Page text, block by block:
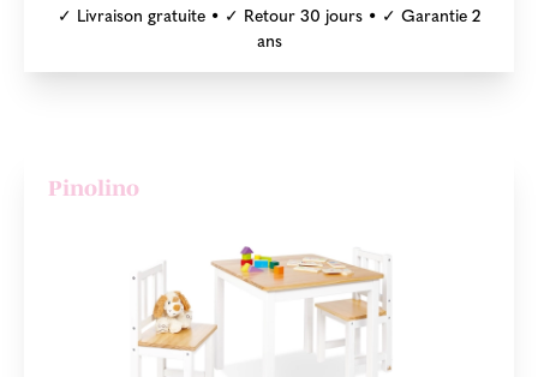
✓ Livraison gratuite • ✓ Retour 30 jours • ✓ Garantie 2
ans
Pinolino